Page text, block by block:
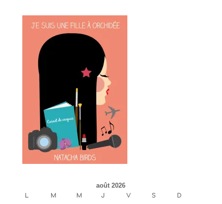
août 2026
L M M J V S
D